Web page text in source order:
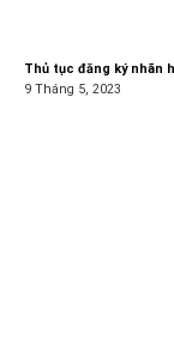
Thủ tục đăng ký nhãn
9 Tháng 5, 2023